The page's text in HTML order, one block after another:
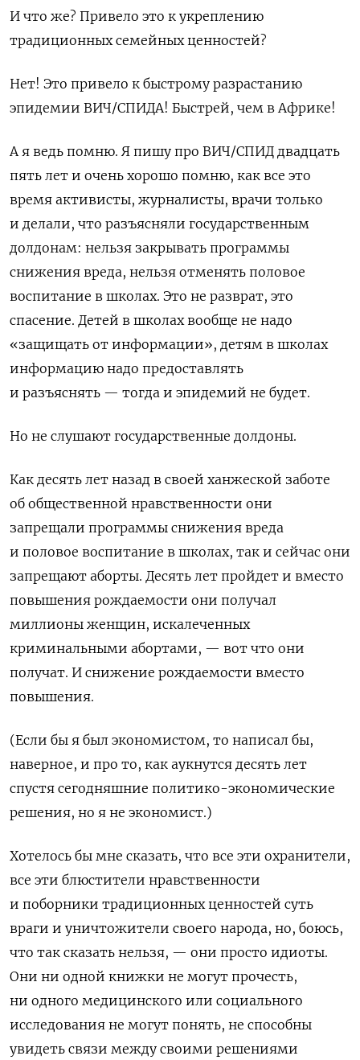
И что же? Привело это к укреплению
традиционных семейных ценностей?
Нет! Это привело к быстрому разрастанию
эпидемии ВИЧ/СПИДА! Быстрей, чем в Африке!
А я ведь помню. Я пишу про ВИЧ/СПИД двадцать
пять лет и очень хорошо помню, как все это
время активисты, журналисты, врачи только
и делали, что разъясняли государственным
долдонам: нельзя закрывать программы
снижения вреда, нельзя отменять половое
воспитание в школах. Это не разврат, это
спасение. Детей в школах вообще не надо
«защищать от информации», детям в школах
информацию надо предоставлять
и разъяснять — тогда и эпидемий не будет.
Но не слушают государственные долдоны.
Как десять лет назад в своей ханжеской заботе
об общественной нравственности они
запрещали программы снижения вреда
и половое воспитание в школах, так и сейчас они
запрещают аборты. Десять лет пройдет и вместо
повышения рождаемости они получал
миллионы женщин, искалеченных
криминальными абортами, — вот что они
получат. И снижение рождаемости вместо
повышения.
(Если бы я был экономистом, то написал бы,
наверное, и про то, как аукнутся десять лет
спустя сегодняшние политико-экономические
решения, но я не экономист.)
Хотелось бы мне сказать, что все эти охранители,
все эти блюстители нравственности
и поборники традиционных ценностей суть
враги и уничтожители своего народа, но, боюсь,
что так сказать нельзя, — они просто идиоты.
Они ни одной книжки не могут прочесть,
ни одного медицинского или социального
исследования не могут понять, не способны
увидеть связи между своими решениями